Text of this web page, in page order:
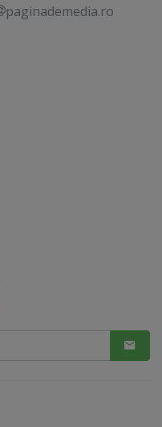
paginademedia.ro